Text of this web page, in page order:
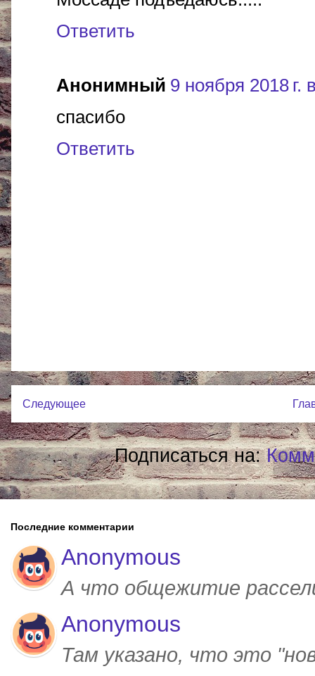
Ответить
Анонимный 9 ноября 2018 г.
спасибо
Ответить
Следующее
Подписаться на:
Последние комментарии
Anonymous
А что общежитие
Anonymous
Там указано, что это